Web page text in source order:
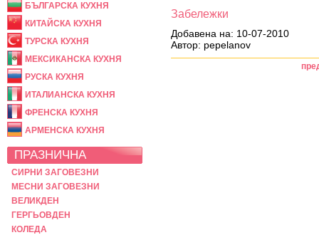
БЪЛГАРСКА КУХНЯ
КИТАЙСКА КУХНЯ
ТУРСКА КУХНЯ
МЕКСИКАНСКА КУХНЯ
РУСКА КУХНЯ
ИТАЛИАНСКА КУХНЯ
ФРЕНСКА КУХНЯ
АРМЕНСКА КУХНЯ
ПРАЗНИЧНА
СИРНИ ЗАГОВЕЗНИ
МЕСНИ ЗАГОВЕЗНИ
ВЕЛИКДЕН
ГЕРГЬОВДЕН
КОЛЕДА
Забележки
Добавена на: 10-07-2010
Автор: pepelanov